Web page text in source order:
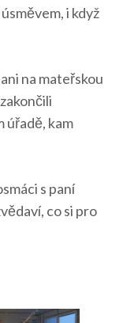
i když
na mateřskou
úřadě, kam
s paní
co si pro